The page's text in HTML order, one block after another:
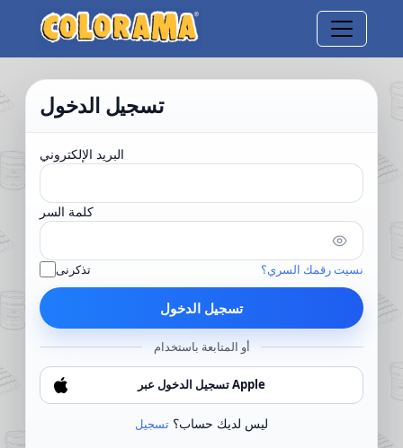
تسجيل الدخول
البريد الإلكتروني
كلمة السر
تذكرنى نسيت رقمك السري؟
تسجيل الدخول
أو المتابعة باستخدام
تسجيل الدخول عبر Apple
ليس لديك حساب؟ تسجيل